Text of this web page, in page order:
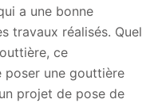
a une bonne
travaux réalisés. Quel
ce
poser une gouttière
projet de pose de